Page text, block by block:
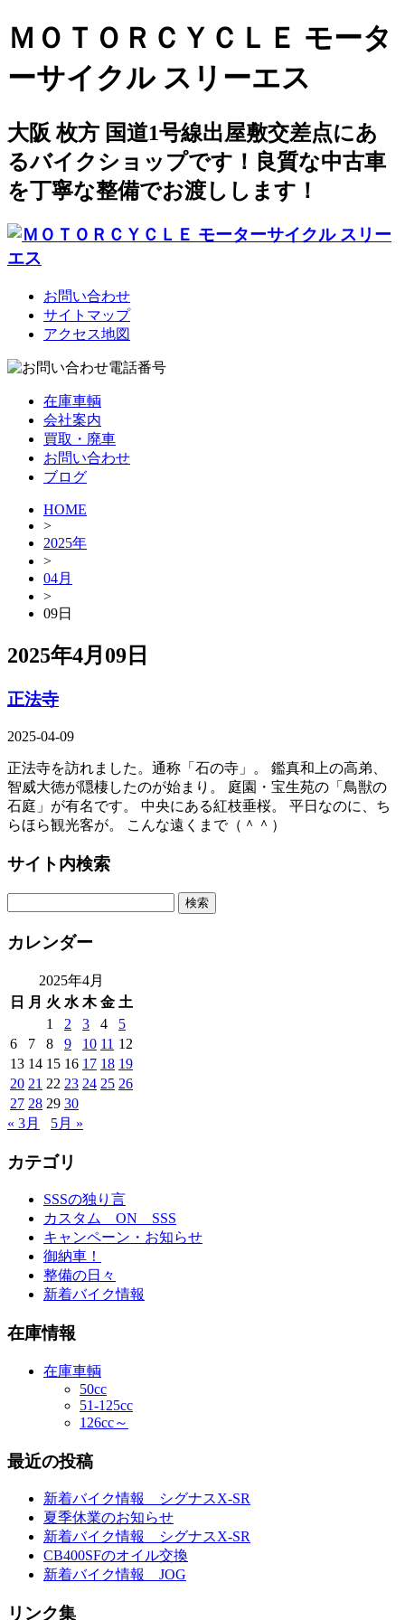
ＭＯＴＯＲＣＹＣＬＥ モータ
ーサイクル スリーエス
大阪 枚方 国道1号線出屋敷交差点にあ
るバイクショップです！良質な中古車
を丁寧な整備でお渡しします！
お問い合わせ
サイトマップ
アクセス地図
在庫車輌
会社案内
買取・廃車
お問い合わせ
ブログ
HOME
>
2025年
>
04月
>
09日
2025年4月09日
正法寺
2025-04-09
正法寺を訪れました。通称「石の寺」。 鑑真和上の高弟、
智威大徳が隠棲したのが始まり。 庭園・宝生苑の「鳥獣の
石庭」が有名です。 中央にある紅枝垂桜。 平日なのに、ち
らほら観光客が。 こんな遠くまで（＾＾）
サイト内検索
カレンダー
2025年4月
日
月 火 水 木 金 土
1
2 3 4
5
6
7 8 9 10 11 12
13 14 15 16 17 18 19
20 21 22 23 24 25 26
27 28 29 30
« 3月
5月 »
カテゴリ
SSSの独り言
カスタム ON SSS
キャンペーン・お知らせ
御納車！
整備の日々
新着バイク情報
在庫情報
在庫車輌
50cc
51-125cc
126cc～
最近の投稿
新着バイク情報 シグナスX-SR
夏季休業のお知らせ
新着バイク情報 シグナスX-SR
CB400SFのオイル交換
新着バイク情報 JOG
リンク集